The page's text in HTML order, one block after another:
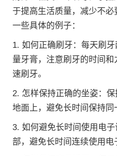
于提高生活质量，减少不
一些具体的例子：
1. 如何正确刷牙：每天刷
量牙膏，注意刷牙的时间
速刷牙。
2. 怎样保持正确的坐姿：
地面上，避免长时间保持同
3. 如何避免长时间使用电
部，避免长时间连续使用电